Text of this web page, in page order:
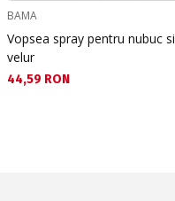
BAMA
Vopsea spray pentru nubuc si
velur
Текуща цена:
44,59 RON